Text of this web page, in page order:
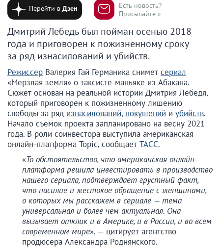
Перейти вДзен
Есть новость?
Присылайте »
Дмитрий Лебедь был пойман осенью 2018
года и приговорен к пожизненному сроку
за ряд изнасилований и убийств.
Режиссер Валерия Гай Германика снимет сериал
«Мерзлая земля» о таксисте-маньяке из Абакана.
Сюжет основан на реальной истории Дмитрия Лебедя,
который приговорен к пожизненному лишению
свободы за ряд изнасилований, покушений и убийств.
Начало съемок проекта запланировано на весну 2021
года. В роли соинвестора выступила американская
онлайн-платформа Topic, сообщает ТАСС.
«То обстоятельство, что американская онлайн-
платформа решила инвестировать в производство
нашего сериала, подтверждает грустный факт,
что насилие и жестокое обращение с женщинами,
о которых мы расскажем в сериале — тема
универсальная и более чем актуальная. Она
вызывает отклик и в Америке, и в России, и во всем
современном мире», — цитирует агентство
продюсера Александра Роднянского.